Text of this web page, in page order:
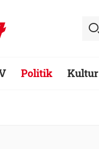
Politik Kultur